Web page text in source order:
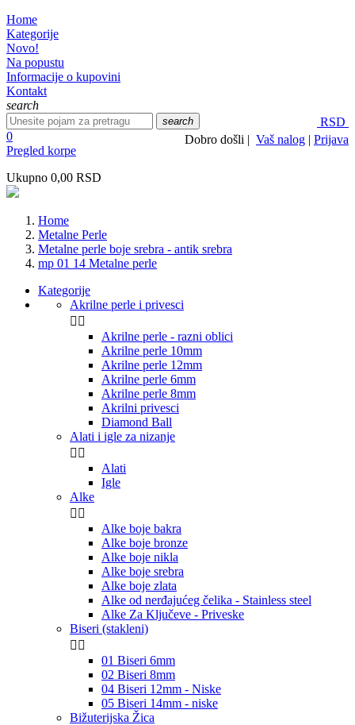
Home
Kategorije
Novo!
Na popustu
Informacije o kupovini
Kontakt
RSD
Dobro došli | Vaš nalog | Prijava
search
search
0
Pregled korpe
Ukupno 0,00 RSD
Home
Metalne Perle
Metalne perle boje srebra - antik srebra
mp 01 14 Metalne perle
Kategorije
Akrilne perle i privesci
 
Akrilne perle - razni oblici
Akrilne perle 10mm
Akrilne perle 12mm
Akrilne perle 6mm
Akrilne perle 8mm
Akrilni privesci
Diamond Ball
Alati i igle za nizanje
 
Alati
Igle
Alke
 
Alke boje bakra
Alke boje bronze
Alke boje nikla
Alke boje srebra
Alke boje zlata
Alke od nerđajućeg čelika - Stainless steel
Alke Za Ključeve - Priveske
Biseri (stakleni)
 
01 Biseri 6mm
02 Biseri 8mm
04 Biseri 12mm - Niske
05 Biseri 14mm - niske
Bižuterijska Žica